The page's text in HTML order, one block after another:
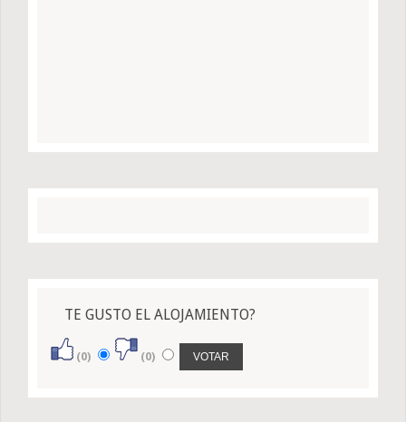
TE GUSTO EL ALOJAMIENTO?
(0) (0)